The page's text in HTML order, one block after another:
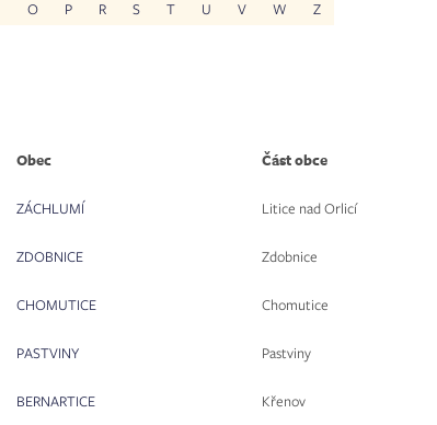
O P R S T U V W Z
Obec Část obce
ZÁCHLUMÍ Litice nad Orlicí
ZDOBNICE Zdobnice
CHOMUTICE Chomutice
PASTVINY Pastviny
BERNARTICE Křenov